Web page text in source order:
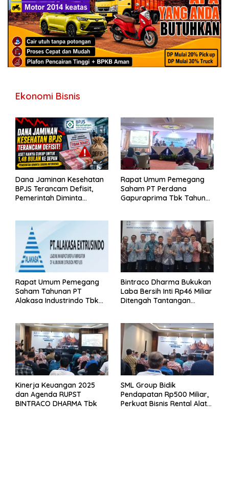
Ekonomi Bisnis
Dana Jaminan Kesehatan
BPJS Terancam Defisit,
Pemerintah Diminta
Rapat Umum Pemegang
Saham PT Perdana
Gapuraprima Tbk Tahun
Rapat Umum Pemegang
Saham Tahunan PT
Alakasa Industrindo Tbk
Bintraco Dharma Bukukan
Laba Bersih Inti Rp46 Miliar
Ditengah Tantangan
Kinerja Keuangan 2025
dan Agenda RUPST
BINTRACO DHARMA Tbk
SML Group Bidik
Pendapatan Rp500 Miliar,
Perkuat Bisnis Rental Alat